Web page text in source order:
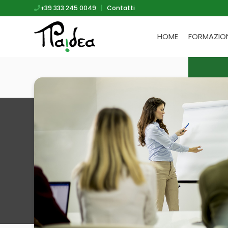
+39 333 245 0049 | Contatti
HOME